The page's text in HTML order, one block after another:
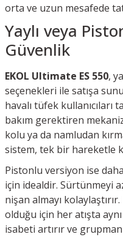
orta ve uzun mesafede
Yaylı veya
Güvenlik
EKOL Ultimate ES 550,
seçenekleri ile satışa
havalı tüfek kullanıcıları
bakım gerektiren
kolu ya da namludan
sistem, tek bir hareketle
Pistonlu versiyon ise
için idealdir. Sürtünmeyi
nişan almayı
olduğu için her atışta aynı
isabeti artırır ve grupman